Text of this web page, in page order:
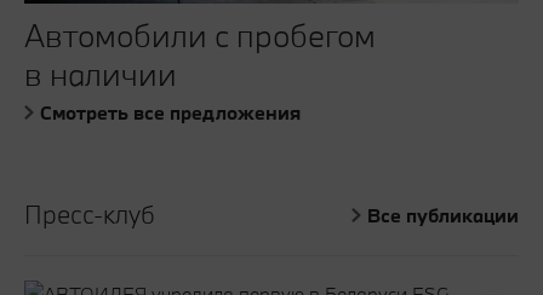
Автомобили с пробегом
в наличии
Смотреть все предложения
Пресс-клуб Все публикации